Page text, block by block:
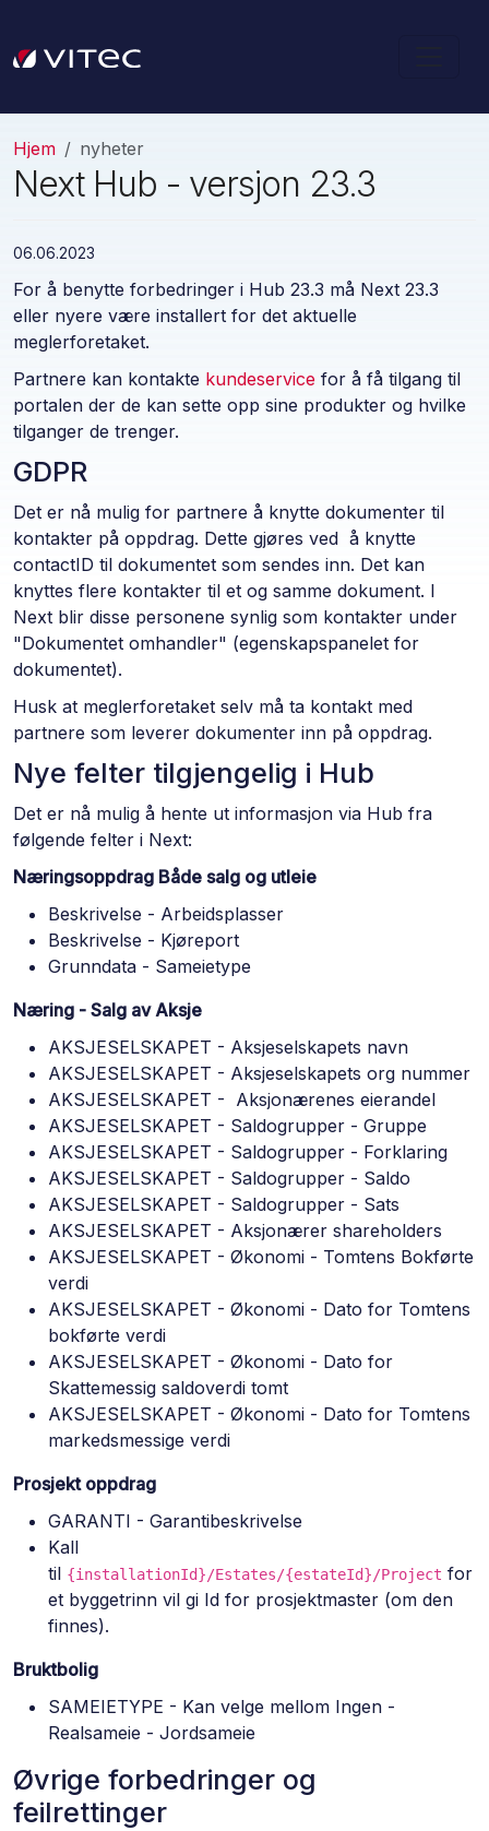
Hjem nyheter
Next Hub - versjon 23.3
06.06.2023
For å benytte forbedringer i Hub 23.3 må Next 23.3
eller nyere være installert for det aktuelle
meglerforetaket.
Partnere kan kontakte kundeservice for å få tilgang til
portalen der de kan sette opp sine produkter og hvilke
tilganger de trenger.
GDPR
Det er nå mulig for partnere å knytte dokumenter til
kontakter på oppdrag. Dette gjøres ved å knytte
contactID til dokumentet som sendes inn. Det kan
knyttes flere kontakter til et og samme dokument. I
Next blir disse personene synlig som kontakter under
"Dokumentet omhandler" (egenskapspanelet for
dokumentet).
Husk at meglerforetaket selv må ta kontakt med
partnere som leverer dokumenter inn på oppdrag.
Nye felter tilgjengelig i Hub
Det er nå mulig å hente ut informasjon via Hub fra
følgende felter i Next:
Næringsoppdrag Både salg og utleie
Beskrivelse - Arbeidsplasser
Beskrivelse - Kjøreport
Grunndata - Sameietype
Næring - Salg av Aksje
AKSJESELSKAPET - Aksjeselskapets navn
AKSJESELSKAPET - Aksjeselskapets org nummer
AKSJESELSKAPET - Aksjonærenes eierandel
AKSJESELSKAPET - Saldogrupper - Gruppe
AKSJESELSKAPET - Saldogrupper - Forklaring
AKSJESELSKAPET - Saldogrupper - Saldo
AKSJESELSKAPET - Saldogrupper - Sats
AKSJESELSKAPET - Aksjonærer shareholders
AKSJESELSKAPET - Økonomi - Tomtens Bokførte
verdi
AKSJESELSKAPET - Økonomi - Dato for Tomtens
bokførte verdi
AKSJESELSKAPET - Økonomi - Dato for
Skattemessig saldoverdi tomt
AKSJESELSKAPET - Økonomi - Dato for Tomtens
markedsmessige verdi
Prosjekt oppdrag
GARANTI - Garantibeskrivelse
Kall
til {installationId}/Estates/{estateId}/Project for
et byggetrinn vil gi Id for prosjektmaster (om den
finnes).
Bruktbolig
SAMEIETYPE - Kan velge mellom Ingen -
Realsameie - Jordsameie
Øvrige forbedringer og
feilrettinger